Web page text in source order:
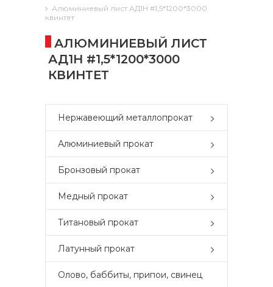
Алюминиевый лист АД1Н #1,5*1200*3000
квинтет
АЛЮМИНИЕВЫЙ ЛИСТ
АД1Н #1,5*1200*3000
КВИНТЕТ
Нержавеющий металлопрокат
Алюминиевый прокат
Бронзовый прокат
Медный прокат
Титановый прокат
Латунный прокат
Олово, баббиты, припои, свинец